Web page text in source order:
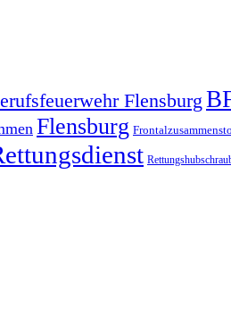
Flensburg
Flensburg